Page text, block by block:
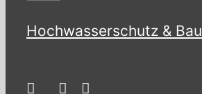
Hochwasserschutz & Bau